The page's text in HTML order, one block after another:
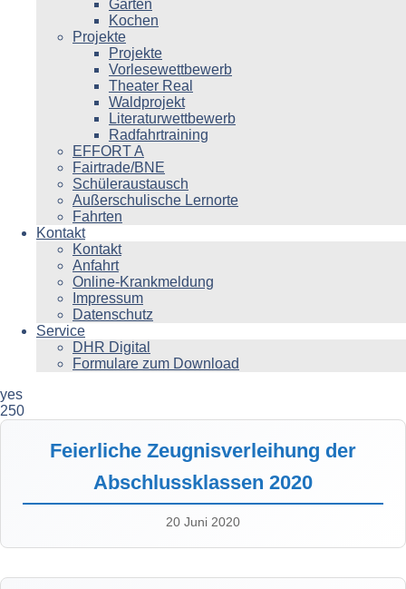
Garten
Kochen
Projekte
Projekte
Vorlesewettbewerb
Theater Real
Waldprojekt
Literaturwettbewerb
Radfahrtraining
EFFORT A
Fairtrade/BNE
Schüleraustausch
Außerschulische Lernorte
Fahrten
Kontakt
Kontakt
Anfahrt
Online-Krankmeldung
Impressum
Datenschutz
Service
DHR Digital
Formulare zum Download
yes
250
Feierliche Zeugnisverleihung der
Abschlussklassen 2020
20 Juni 2020